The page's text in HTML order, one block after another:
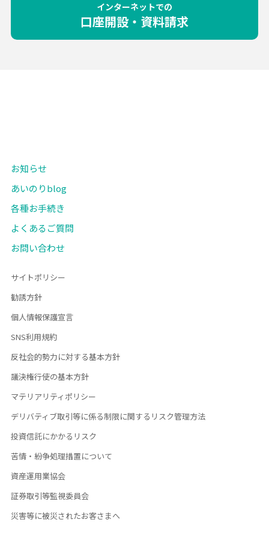
インターネットでの
口座開設・資料請求
お知らせ
あいのりblog
各種お手続き
よくあるご質問
お問い合わせ
サイトポリシー
勧誘方針
個人情報保護宣言
SNS利用規約
反社会的勢力に対する基本方針
議決権行使の基本方針
マテリアリティポリシー
デリバティブ取引等に係る制限に関するリスク管理方法
投資信託にかかるリスク
苦情・紛争処理措置について
資産運用業協会
証券取引等監視委員会
災害等に被災されたお客さまへ